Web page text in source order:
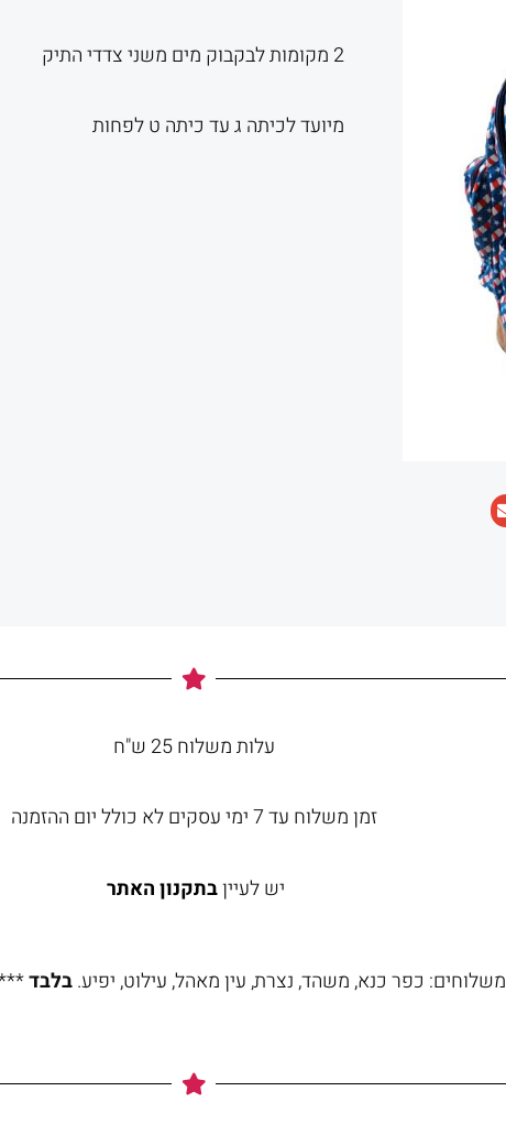
2 מקומות לבקבוק מים משני צדדי התיק
מיועד לכיתה ג עד כיתה ט לפחות
עלות משלוח 25 ש"ח
זמן משלוח עד 7 ימי עסקים לא כולל יום ההזמנה
יש לעייןבתקנון האתר
משלוחים: כפר כנא, משהד, נצרת, עין מאהל, עילוט, יפיע.בלבד